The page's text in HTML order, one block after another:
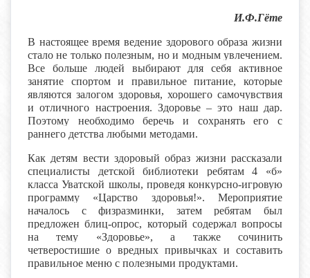
И.Ф.Гёте
В настоящее время ведение здорового образа жизни
стало не только полезным, но и модным увлечением.
Все больше людей выбирают для себя активное
занятие спортом и правильное питание, которые
являются залогом здоровья, хорошего самочувствия
и отличного настроения. Здоровье – это наш дар.
Поэтому необходимо беречь и сохранять его с
раннего детства любыми методами.
Как детям вести здоровый образ жизни рассказали
специалисты детской библиотеки ребятам 4 «б»
класса Уватской школы, проведя конкурсно-игровую
программу «Царство здоровья!». Мероприятие
началось с физразминки, затем ребятам был
предложен блиц-опрос, который содержал вопросы
на тему «Здоровье», а также сочинить
четверостишие о вредных привычках и составить
правильное меню с полезными продуктами.